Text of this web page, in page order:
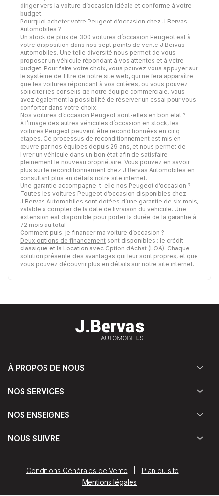
diriger vers la voiture d’occasion idéale et conforme à votre
budget.
Pourquoi acheter votre Peugeot d’occasion chez J.Bervas
Automobiles ?
Un stock de plus de 300 voitures d’occasion Peugeot est à
votre disposition dans nos sept points de vente J.Bervas
Automobiles. Une telle diversité nous permet de vous
proposer un véhicule répondant à vos attentes et à votre
budget. Pour faire votre choix, vous pouvez vous appuyer sur
le système de filtre de notre site web, qui ne fera apparaître
que les voitures répondant à vos critères, ou vous pouvez
solliciter les conseils de notre équipe commerciale. Vous
avez également la possibilité de réserver un essai pour vous
conforter dans votre choix.
Nos voitures d’occasion Peugeot sont-elles en bon état ?
À l’image des autres véhicules d’occasion en stock, les
voitures Peugeot peuvent être reconditionnées en cinq
étapes. Ce processus de reconditionnement est mis en
œuvre par nos équipes depuis 29 ans, et nous permet de
livrer un véhicule dans un bon état afin de satisfaire
pleinement le nouveau propriétaire. Vous pouvez en savoir
plus sur le reconditionnement chez J.Bervas Automobiles en
consultant plus en détails notre site internet.
Une garantie accompagne-t-elle nos Peugeot d’occasion ?
Toutes les voitures Peugeot d’occasion disponibles chez
J.Bervas Automobiles sont dotées d’une garantie de six mois,
valable à compter de la date de livraison du véhicule. Une
extension est disponible pour porter la durée de la garantie à
72 mois au total.
Comment puis-je financer ma voiture d’occasion ?
Deux options de financement sont disponibles : le crédit
classique et la Location avec Option d’Achat (LOA). Chaque
solution présente des avantages qui leur sont propres, et que
vous pouvez découvrir plus en détails sur notre site internet.
À PROPOS DE NOUS
NOS SERVICES
NOS ENSEIGNES
NOUS SUIVRE
Conditions Générales de Vente Plan du site
Mentions légales